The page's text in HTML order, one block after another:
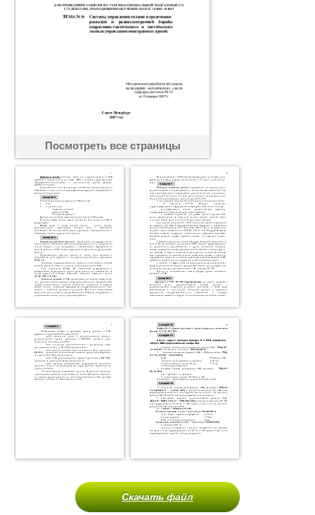
Посмотреть все страницы
Скачать файл